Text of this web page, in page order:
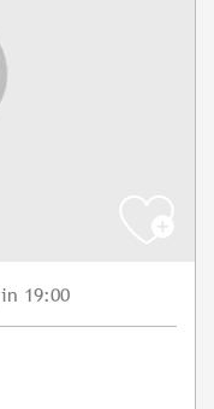
in 19:00